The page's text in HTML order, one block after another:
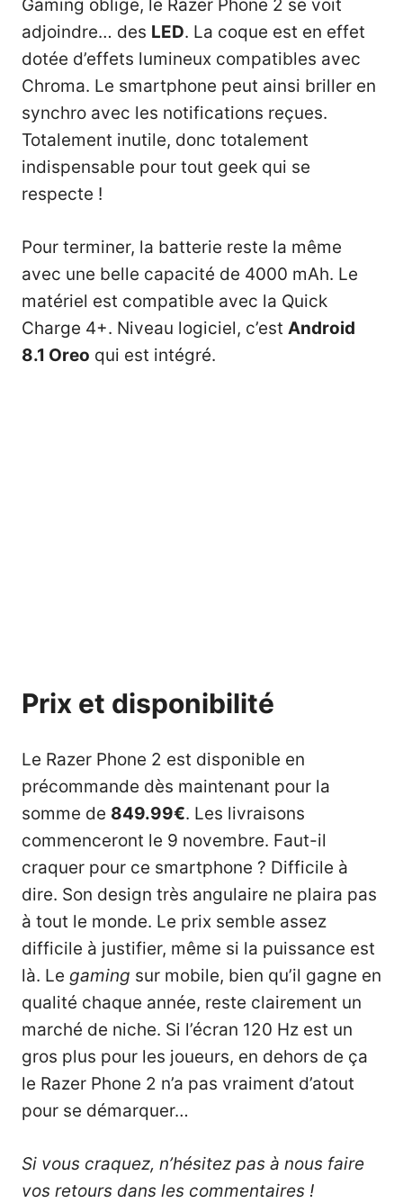
Gaming oblige, le Razer Phone 2 se voit
adjoindre… des LED. La coque est en effet
dotée d’effets lumineux compatibles avec
Chroma. Le smartphone peut ainsi briller en
synchro avec les notifications reçues.
Totalement inutile, donc totalement
indispensable pour tout geek qui se
respecte !
Pour terminer, la batterie reste la même
avec une belle capacité de 4000 mAh. Le
matériel est compatible avec la Quick
Charge 4+. Niveau logiciel, c’est Android
8.1 Oreo qui est intégré.
Prix et disponibilité
Le Razer Phone 2 est disponible en
précommande dès maintenant pour la
somme de 849.99€. Les livraisons
commenceront le 9 novembre. Faut-il
craquer pour ce smartphone ? Difficile à
dire. Son design très angulaire ne plaira pas
à tout le monde. Le prix semble assez
difficile à justifier, même si la puissance est
là. Le gaming sur mobile, bien qu’il gagne en
qualité chaque année, reste clairement un
marché de niche. Si l’écran 120 Hz est un
gros plus pour les joueurs, en dehors de ça
le Razer Phone 2 n’a pas vraiment d’atout
pour se démarquer…
Si vous craquez, n’hésitez pas à nous faire
vos retours dans les commentaires !